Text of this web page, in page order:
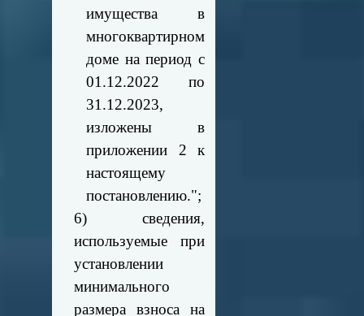
имущества в
многоквартирном
доме на период с
01.12.2022 по
31.12.2023,
изложены в
приложении 2 к
настоящему
постановлению.";
6) сведения,
используемые при
установлении
минимального
размера взноса на